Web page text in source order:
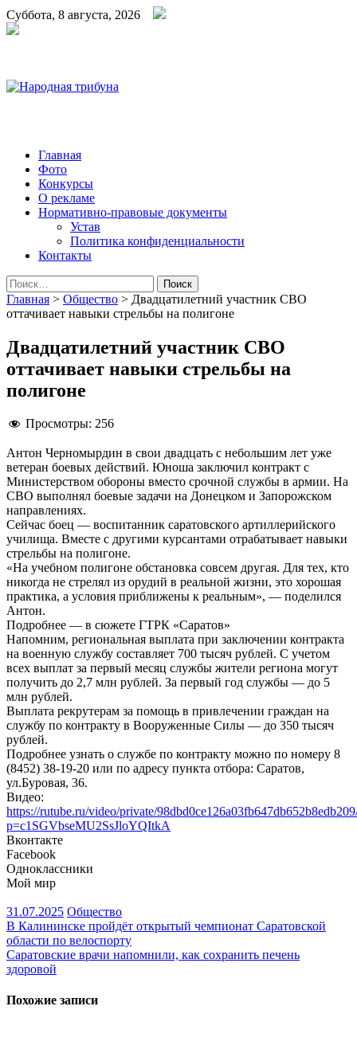
Суббота, 8 августа, 2026
Народная трибуна
Калининская районная газета
Главная
Фото
Конкурсы
О рекламе
Нормативно-правовые документы
Устав
Политика конфиденциальности
Контакты
Найти:
Главная > Общество > Двадцатилетний участник СВО
оттачивает навыки стрельбы на полигоне
Двадцатилетний участник СВО
оттачивает навыки стрельбы на
полигоне
Просмотры: 256
Антон Черномырдин в свои двадцать с небольшим лет уже
ветеран боевых действий. Юноша заключил контракт с
Министерством обороны вместо срочной службы в армии. На
СВО выполнял боевые задачи на Донецком и Запорожском
направлениях.
Сейчас боец — воспитанник саратовского артиллерийского
училища. Вместе с другими курсантами отрабатывает навыки
стрельбы на полигоне.
«На учебном полигоне обстановка совсем другая. Для тех, кто
никогда не стрелял из орудий в реальной жизни, это хорошая
практика, а условия приближены к реальным», — поделился
Антон.
Подробнее — в сюжете ГТРК «Саратов»
Напомним, региональная выплата при заключении контракта
на военную службу составляет 700 тысяч рублей. С учетом
всех выплат за первый месяц службы жители региона могут
получить до 2,7 млн рублей. За первый год службы — до 5
млн рублей.
Выплата рекрутерам за помощь в привлечении граждан на
службу по контракту в Вооруженные Силы — до 350 тысяч
рублей.
Подробнее узнать о службе по контракту можно по номеру 8
(8452) 38-19-20 или по адресу пункта отбора: Саратов,
ул.Буровая, 36.
Видео:
https://rutube.ru/video/private/
p=c1SGVbseMU2SsJloYQItkA
Вконтакте
Facebook
Одноклассники
Мой мир
31.07.2025 Общество
Навигация
по
записям
В Калининске пройдёт открытый чемпионат Саратовской
области по велоспорту
Саратовские врачи напомнили, как сохранить печень
здоровой
Похожие записи